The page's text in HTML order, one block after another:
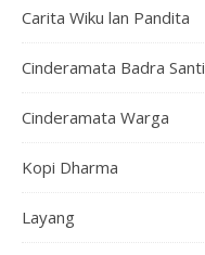
Carita Wiku lan Pandita
Cinderamata Badra Santi
Cinderamata Warga
Kopi Dharma
Layang